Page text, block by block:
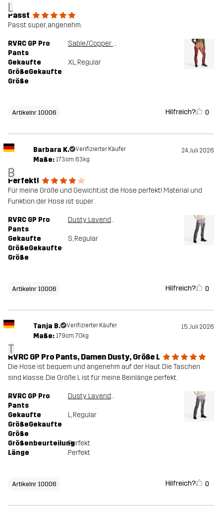
L
Passt
Passt super, angenehm.
RVRC GP Pro
Pants
Sable/Copper Brown
Gekaufte
GrößeGekaufte
Größe
XL, Regular
Artikelnr 10006 Hilfreich? 0
B
Barbara K. Verifizierter Käufer 24. Juli 2026
Maße: 173cm, 63kg
Perfekt!
Für meine Größe und Gewicht,ist die Hose perfekt! Material und
Funktion der Hose ist super .
RVRC GP Pro
Pants
Dusty Lavender/Magnet
Gekaufte
GrößeGekaufte
Größe
S, Regular
Artikelnr 10006 Hilfreich? 0
T
Tanja B. Verifizierter Käufer 15. Juli 2026
Maße: 179cm, 70kg
RVRC GP Pro Pants, Damen Dusty, Größe L
Die Hose ist bequem und angenehm auf der Haut. Die Taschen
sind klasse. Die Größe L ist für meine Beinlänge perfekt.
RVRC GP Pro
Pants
Dusty Lavender/Magnet
Gekaufte
GrößeGekaufte
Größe
L, Regular
GrößenbeurteilungPerfekt
Länge
Perfekt
Artikelnr 10006 Hilfreich? 0